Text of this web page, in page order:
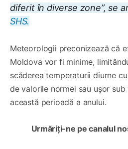
diferit în diverse zone”, se
SHS.
Meteorologii preconizează că
Moldova vor fi minime,
scăderea temperaturii diurne
de valorile normei sau ușor
această perioadă a anului.
Urmăriți-ne pe canalul